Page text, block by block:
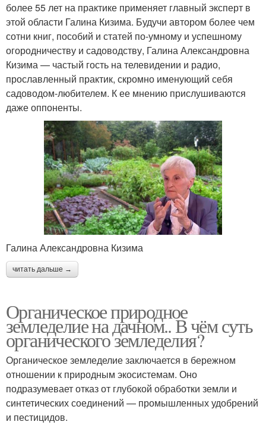
более 55 лет на практике применяет главный эксперт в
этой области Галина Кизима. Будучи автором более чем
сотни книг, пособий и статей по-умному и успешному
огородничеству и садоводству, Галина Александровна
Кизима — частый гость на телевидении и радио,
прославленный практик, скромно именующий себя
садоводом-любителем. К ее мнению прислушиваются
даже оппоненты.
Галина Александровна Кизима
читать дальше →
Органическое природное
земледелие на дачном.. В чём суть
органического земледелия?
Органическое земледелие заключается в бережном
отношении к природным экосистемам. Оно
подразумевает отказ от глубокой обработки земли и
синтетических соединений — промышленных удобрений
и пестицидов.